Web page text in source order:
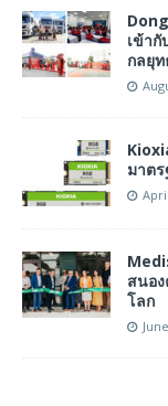
เข้า
กลยุ
มาต
สนอ
โลก